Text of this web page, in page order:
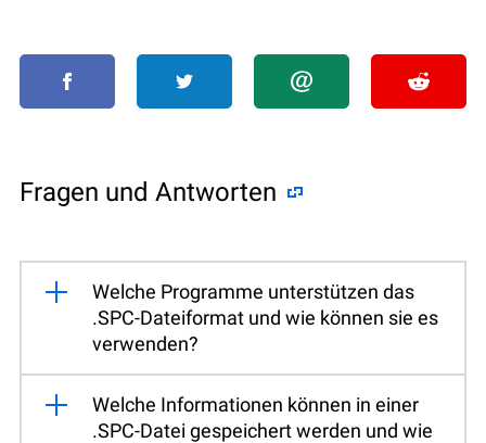
Fragen und Antworten
Welche Programme unterstützen das
.SPC-Dateiformat und wie können sie es
verwenden?
Welche Informationen können in einer
.SPC-Datei gespeichert werden und wie